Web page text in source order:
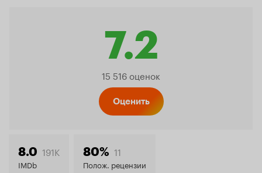
7.2
Рейтинг
15 516 оценок
Оценить
8.0 191K
IMDb
80% 11
Полож. рецензии